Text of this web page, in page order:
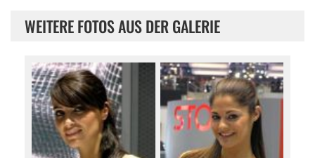
WEITERE FOTOS AUS DER GALERIE